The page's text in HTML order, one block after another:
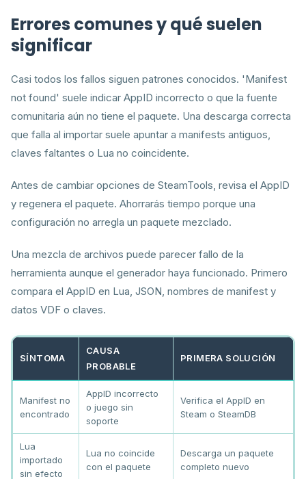
Errores comunes y qué suelen
significar
Casi todos los fallos siguen patrones conocidos. 'Manifest
not found' suele indicar AppID incorrecto o que la fuente
comunitaria aún no tiene el paquete. Una descarga correcta
que falla al importar suele apuntar a manifests antiguos,
claves faltantes o Lua no coincidente.
Antes de cambiar opciones de SteamTools, revisa el AppID
y regenera el paquete. Ahorrarás tiempo porque una
configuración no arregla un paquete mezclado.
Una mezcla de archivos puede parecer fallo de la
herramienta aunque el generador haya funcionado. Primero
compara el AppID en Lua, JSON, nombres de manifest y
datos VDF o claves.
SÍNTOMA
CAUSA
PROBABLE
PRIMERA SOLUCIÓN
Manifest no
encontrado
AppID incorrecto
o juego sin
soporte
Verifica el AppID en
Steam o SteamDB
Lua
importado
sin efecto
Lua no coincide
con el paquete
Descarga un paquete
completo nuevo